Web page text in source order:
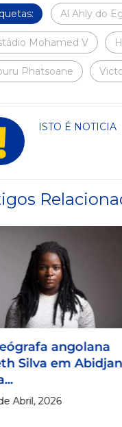
Al Ahly do
Mohamed V
Phatsoane
ISTO É NOTICIA
angolana
Silva em Abidjan
Abril, 2026